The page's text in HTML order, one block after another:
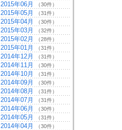
2015年06月 （30件）
2015年05月 （31件）
2015年04月 （30件）
2015年03月 （32件）
2015年02月 （28件）
2015年01月 （31件）
2014年12月 （31件）
2014年11月 （30件）
2014年10月 （31件）
2014年09月 （30件）
2014年08月 （31件）
2014年07月 （31件）
2014年06月 （30件）
2014年05月 （31件）
2014年04月 （30件）